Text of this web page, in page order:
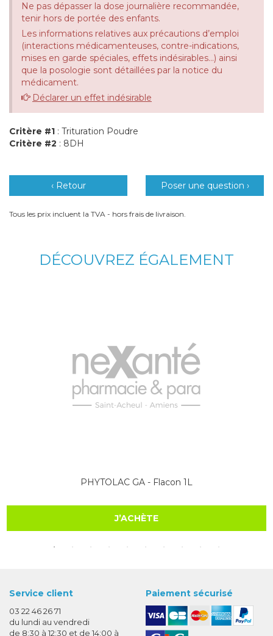
Ne pas dépasser la dose journalière recommandée,
tenir hors de portée des enfants.
Les informations relatives aux précautions d’emploi
(interactions médicamenteuses, contre-indications,
mises en garde spéciales, effets indésirables...) ainsi
que la posologie sont détaillées par la notice du
médicament.
Déclarer un effet indésirable
Critère #1 : Trituration Poudre
Critère #2 : 8DH
‹ Retour Poser une question ›
Tous les prix incluent la TVA - hors frais de livraison.
DÉCOUVREZ ÉGALEMENT
PHYTOLAC GA - Flacon 1L
J’ACHÈTE
Service client
03 22 46 26 71
du lundi au vendredi
de 8:30 à 12:30 et de 14:00 à
Paiement sécurisé